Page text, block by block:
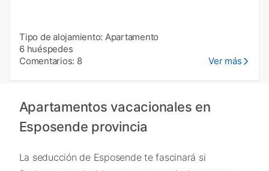
Tipo de alojamiento: Apartamento
6 huéspedes
Comentarios: 8
Ver más
Apartamentos vacacionales en
Esposende provincia
La seducción de Esposende te fascinará si